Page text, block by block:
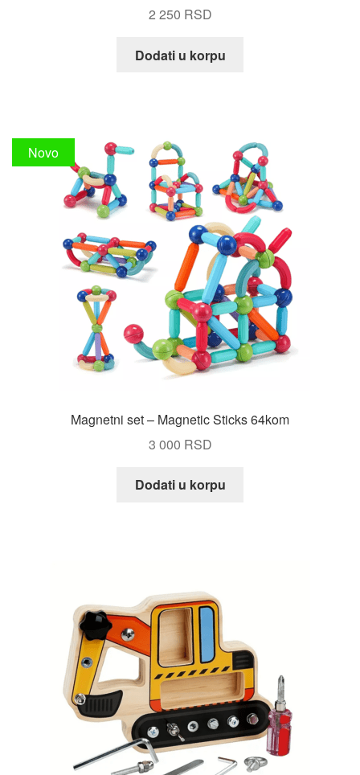
2 250 RSD
Dodati u korpu
Novo
Magnetni set – Magnetic Sticks 64kom
3 000 RSD
Dodati u korpu